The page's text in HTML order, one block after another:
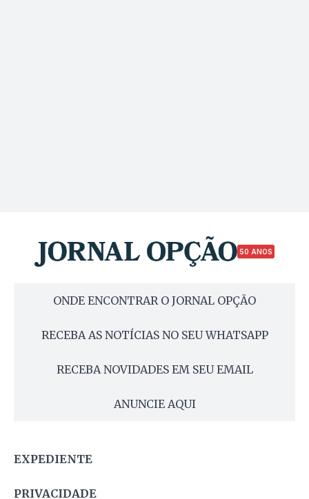
50 ANOS
ONDE ENCONTRAR O JORNAL OPÇÃO
RECEBA AS NOTÍCIAS NO SEU WHATSAPP
RECEBA NOVIDADES EM SEU EMAIL
ANUNCIE AQUI
EXPEDIENTE
PRIVACIDADE